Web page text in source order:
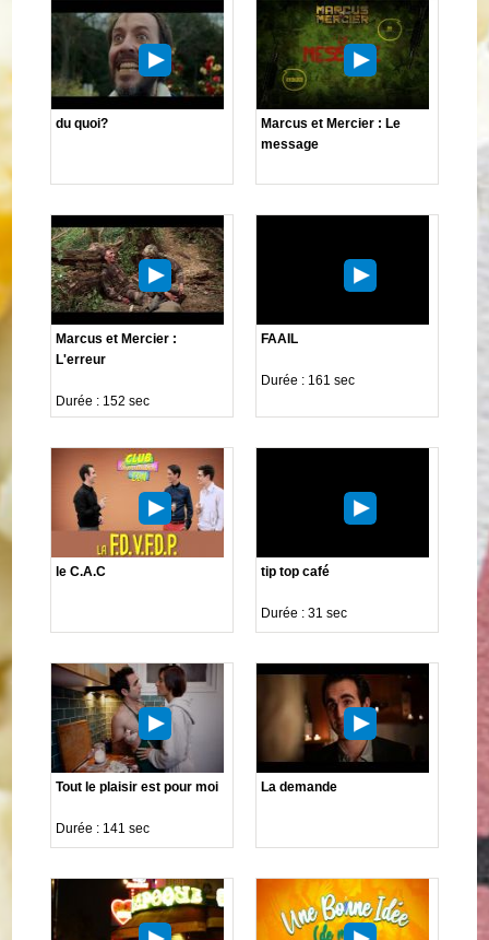
du quoi?
Marcus et Mercier : Le
message
Marcus et Mercier :
L'erreur
Durée : 152 sec
FAAIL
Durée : 161 sec
le C.A.C tip top café
Durée : 31 sec
Tout le plaisir est pour moi
Durée : 141 sec
La demande